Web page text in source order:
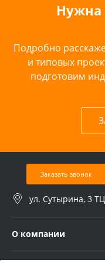
Нужна
Подробно
и типовых
подготовим
Заказать звонок
ул. Сутырина, 3
О компании